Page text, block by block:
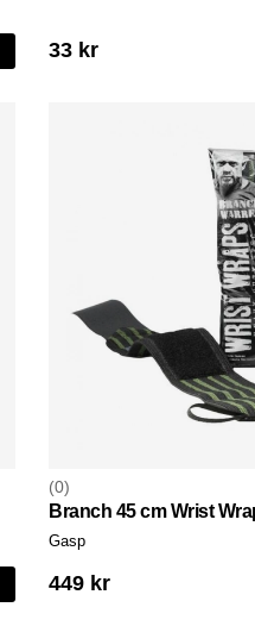
33 kr
0
Branch 45 cm Wrist
Gasp
449 kr